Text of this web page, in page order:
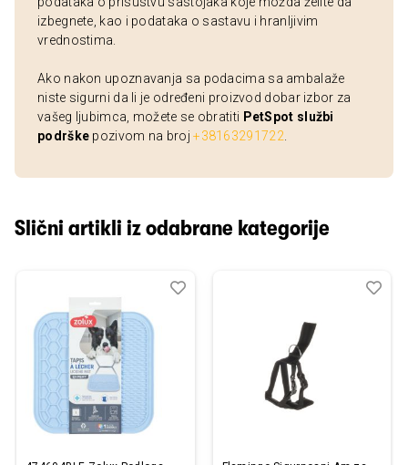
izbegnete, kao i podataka o sastavu i hranljivim
vrednostima.
Ako nakon upoznavanja sa podacima sa ambalaže
niste sigurni da li je određeni proizvod dobar izbor za
vašeg ljubimca, možete se obratiti PetSpot službi
podrške pozivom na broj+38163291722
Slični artikli iz odabrane kategorije
Dodaj
Uporedi